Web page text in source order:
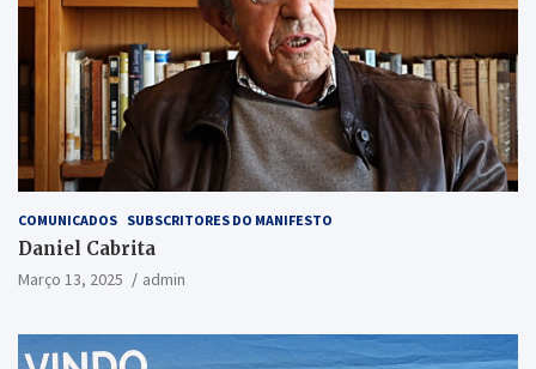
COMUNICADOS SUBSCRITORES DO MANIFESTO
Daniel Cabrita
Março 13, 2025 admin